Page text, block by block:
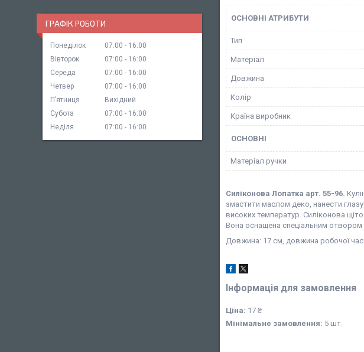
ОСНОВНІ АТРИБУТИ
Тип
Матеріал
Довжина
Колір
Країна виробник
ОСНОВНІ
Матеріал ручки
Силіконова Лопатка арт. 55-96.
змастити маслом деко, нанести
високих температур. Силіконова
Вона оснащена спеціальним отвором
Довжина: 17 см, довжина робочої
Інформація для замовлення
Ціна: 17 ₴
Мінімальне замовлення: 5 шт.
ГРАФІК РОБОТИ
Понеділок 07:00
16:00
Вівторок
07:00
16:00
Середа
07:00
16:00
Четвер
07:00
16:00
Пʼятниця
Вихідний
Субота
07:00
16:00
Неділя
07:00 16:00